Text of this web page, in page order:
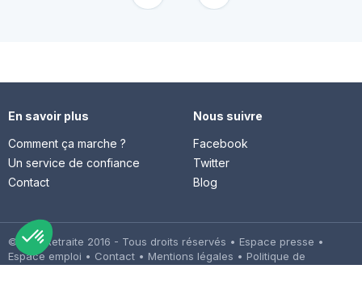
En savoir plus
Comment ça marche ?
Un service de confiance
Contact
Nous suivre
Facebook
Twitter
Blog
© Cap Retraite 2016 - Tous droits réservés • Espace presse •
Espace emploi • Contact • Mentions légales • Politique de